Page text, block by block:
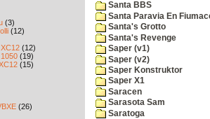
(3)
(12)
(12)
(19)
(15)
(26)
Santa BBS
Santa Paravia En
Santa's Grotto
Santa's Revenge
Saper (v1)
Saper (v2)
Saper Konstruktor
Saper X1
Saracen
Sarasota Sam
Saratoga